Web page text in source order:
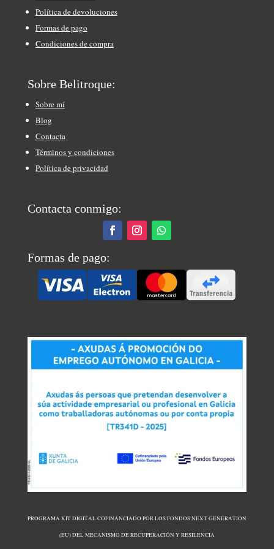
Política de devoluciones
Formas de pago
Condiciones de compra
Sobre Belitroque:
Sobre mí
Blog
Contacta
Términos y condiciones
Política de privacidad
Contacta conmigo:
Formas de pago:
PROGRAMA KIT DIGITAL COFINANCIADO POR LOS FONDOS NEXT GENERATION
(EU) DEL MECANISMO DE RECUPERACIÓN Y RESILENCIA